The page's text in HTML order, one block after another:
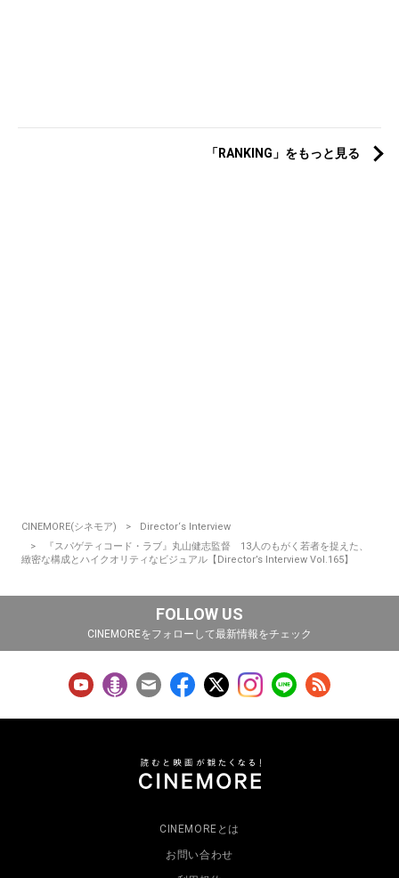
「RANKING」をもっと見る
CINEMORE(シネモア)
Director‘s Interview
『スパゲティコード・ラブ』丸山健志監督 13人のもがく若者を捉えた、
緻密な構成とハイクオリティなビジュアル【Director’s Interview Vol.165】
FOLLOW US
CINEMOREをフォローして最新情報をチェック
CINEMOREとは
お問い合わせ